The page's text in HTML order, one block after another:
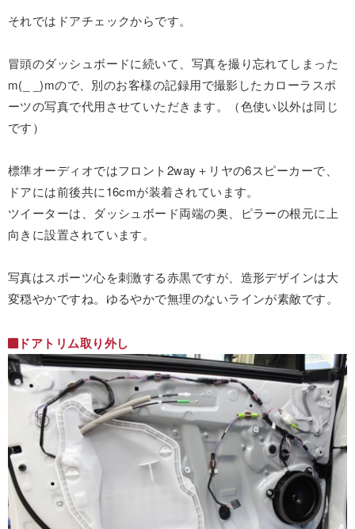
それではドアチェックからです。
冒頭のダッシュボードに続いて、写真を撮り忘れてしまった
m(_ _)mので、別のお客様の記録用で撮影したカローラスポ
ーツの写真で代用させていただきます。（色使い以外は同じ
です）
標準オーディオではフロント2way＋リヤの6スピーカーで、
ドアには前後共に16cmが装着されています。
ツイーターは、ダッシュボード両端の奥、ピラーの根元に上
向きに設置されています。
写真はスポーツ心を刺激する赤黒ですが、造形デザインは大
変穏やかですね。ゆるやかで無理のないラインが素敵です。
ドアトリム取り外し